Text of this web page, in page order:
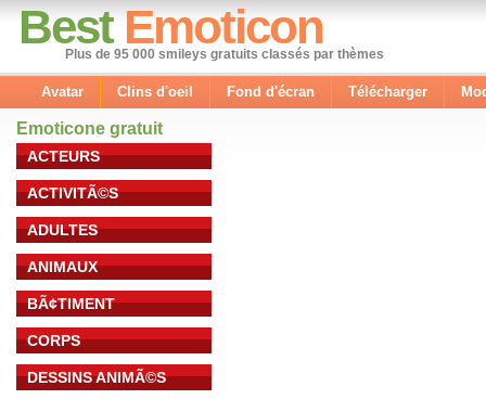
Best Emoticon
Plus de 95 000 smileys gratuits classés par thèmes
Avatar Clins d'oeil Fond d'écran Télécharger
Emoticone gratuit
ACTEURS
ACTIVITÃ©S
ADULTES
ANIMAUX
BÃ¢TIMENT
CORPS
DESSINS ANIMÃ©S